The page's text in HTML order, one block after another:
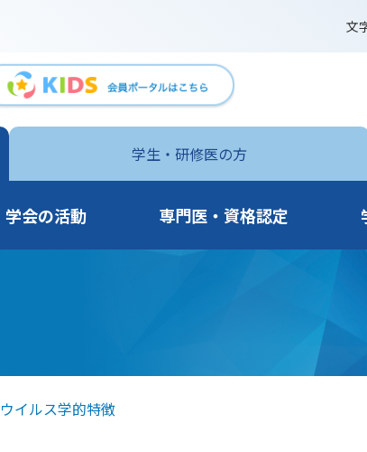
文
学生・ 研修医の方
学会の活動 専門医・資格認定
イルス学的特徴